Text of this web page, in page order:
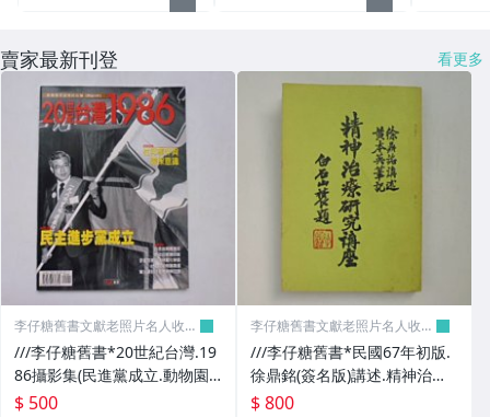
賣家最新刊登 看更多
李仔糖舊書文獻老照片名人收藏
///李仔糖舊書*20世紀台灣.19
86攝影集(民進黨成立.動物園
喬遷)(k507)
$ 500
李仔糖舊書文獻老照片名人收藏
///李仔糖舊書*民國67年初版.
徐鼎銘(簽名版)講述.精神治療
研究獎座(精神催眠等)(k372)
$ 800